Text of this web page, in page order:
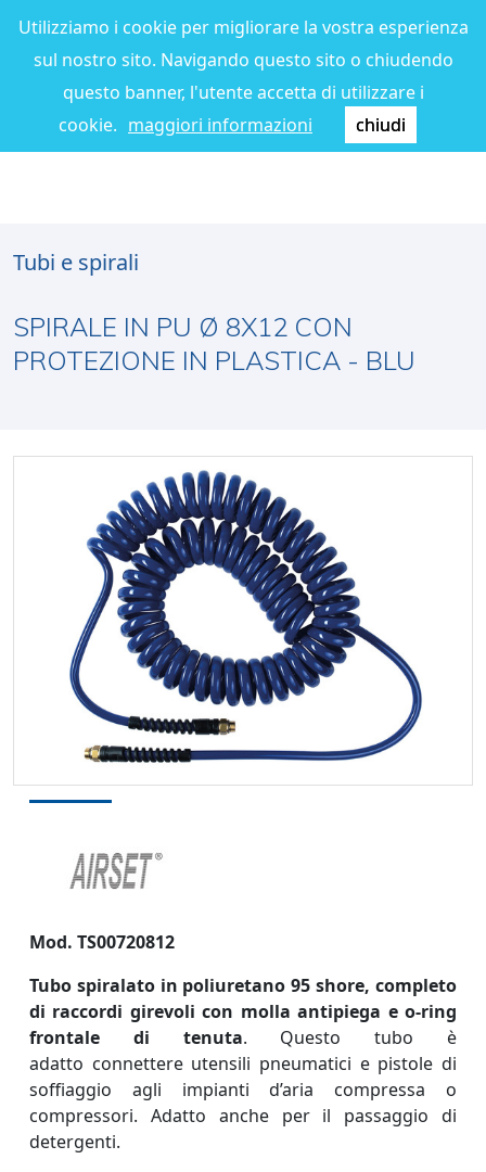
Utilizziamo i cookie per migliorare la vostra esperienza
sul nostro sito. Navigando questo sito o chiudendo
questo banner, l'utente accetta di utilizzare i
cookie. maggiori informazioni chiudi
Tubi e spirali
SPIRALE IN PU Ø 8X12 CON
PROTEZIONE IN PLASTICA - BLU
Mod. TS00720812
Tubo spiralato in poliuretano 95 shore, completo
di raccordi girevoli con molla antipiega e o-ring
frontale di tenuta. Questo tubo è
adatto connettere utensili pneumatici e pistole di
soffiaggio agli impianti d’aria compressa o
compressori. Adatto anche per il passaggio di
detergenti.